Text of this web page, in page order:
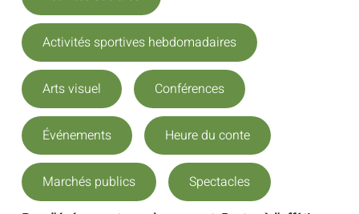
Activités sportives hebdomadaires
Arts visuel Conférences
Événements Heure du conte
Marchés publics
Spectacles